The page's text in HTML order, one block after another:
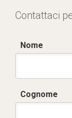
Contattaci
Nome
Cognome